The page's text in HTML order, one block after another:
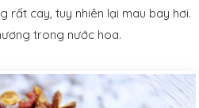
rất cay, tuy nhiên lại mau bay hơi.
trong nước hoa.